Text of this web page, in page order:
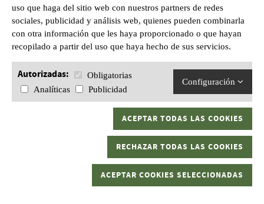
uso que haga del sitio web con nuestros partners de redes
sociales, publicidad y análisis web, quienes pueden combinarla
con otra información que les haya proporcionado o que hayan
recopilado a partir del uso que haya hecho de sus servicios.
Autorizadas:
Obligatorias
Analíticas
Publicidad
Configuración
ACEPTAR TODAS LAS COOKIES
RECHAZAR TODAS LAS COOKIES
ACEPTAR COOKIES SELECCIONADAS